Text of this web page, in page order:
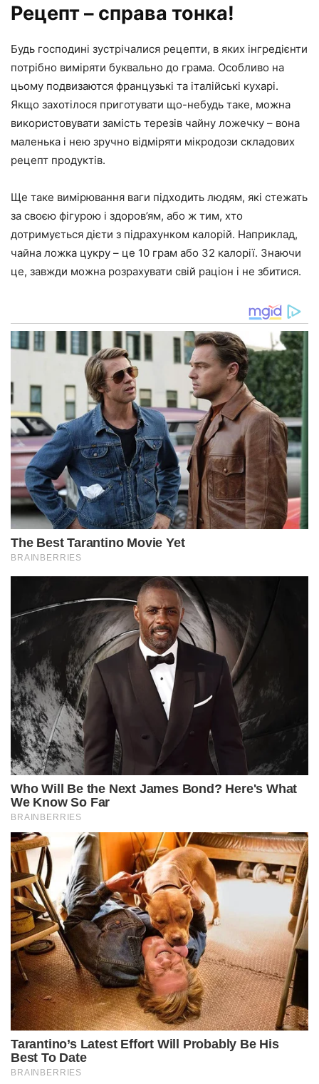
Рецепт – справа тонка!
Будь господині зустрічалися рецепти, в яких інгредієнти
потрібно виміряти буквально до грама. Особливо на
цьому подвизаются французькі та італійські кухарі.
Якщо захотілося приготувати що-небудь таке, можна
використовувати замість терезів чайну ложечку – вона
маленька і нею зручно відміряти мікродози складових
рецепт продуктів.
Ще таке вимірювання ваги підходить людям, які стежать
за своєю фігурою і здоров’ям, або ж тим, хто
дотримується дієти з підрахунком калорій. Наприклад,
чайна ложка цукру – це 10 грам або 32 калорії. Знаючи
це, завжди можна розрахувати свій раціон і не збитися.